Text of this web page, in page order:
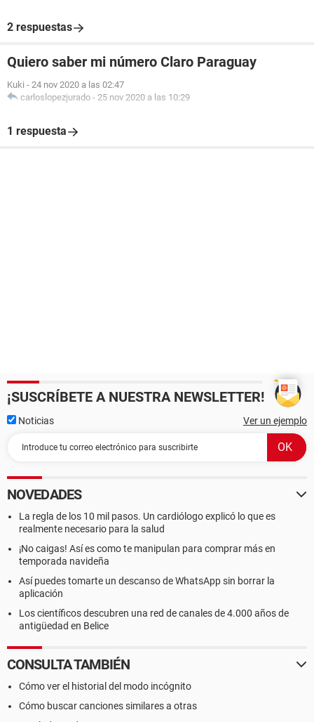
2 respuestas
Quiero saber mi número Claro Paraguay
Kuki - 24 nov 2020 a las 02:47
carloslopezjurado - 25 nov 2020 a las 10:29
1 respuesta
¡SUSCRÍBETE A NUESTRA NEWSLETTER!
Noticias Ver un ejemplo
NOVEDADES
La regla de los 10 mil pasos. Un cardiólogo explicó lo que es
realmente necesario para la salud
¡No caigas! Así es como te manipulan para comprar más en
temporada navideña
Así puedes tomarte un descanso de WhatsApp sin borrar la
aplicación
Los científicos descubren una red de canales de 4.000 años de
antigüedad en Belice
CONSULTA TAMBIÉN
Cómo ver el historial del modo incógnito
Cómo buscar canciones similares a otras